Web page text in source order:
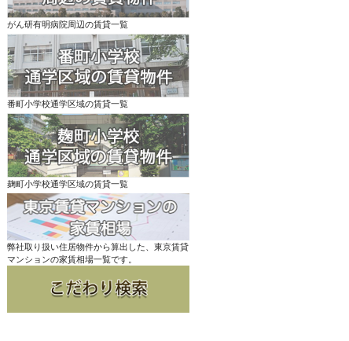
がん研有明病院周辺の賃貸一覧
番町小学校通学区域の賃貸一覧
麹町小学校通学区域の賃貸一覧
弊社取り扱い住居物件から算出した、東京賃貸
マンションの家賃相場一覧です。